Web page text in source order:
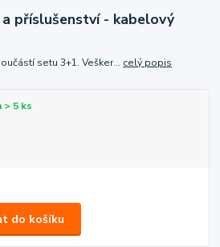
příslušenství - kabelový
setu 3+1. Vešker... celý popis
> 5 ks
do košíku